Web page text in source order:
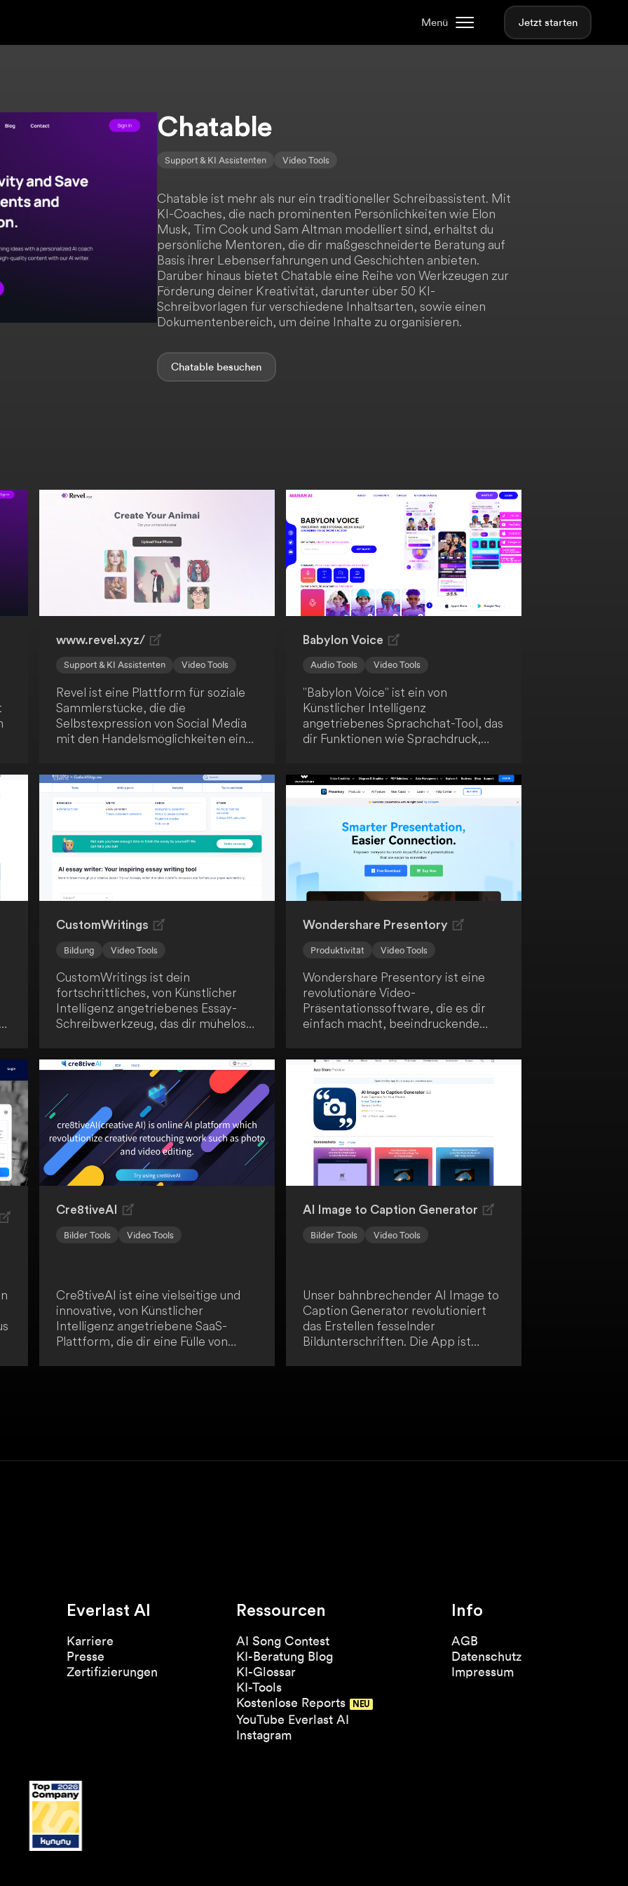
Menü Jetzt starten
Chatable
Support & KI Assistenten Video Tools
Chatable ist mehr als nur ein traditioneller Schreibassistent. Mit
KI-Coaches, die nach prominenten Persönlichkeiten wie Elon
Musk, Tim Cook und Sam Altman modelliert sind, erhältst du
persönliche Mentoren, die dir maßgeschneiderte Beratung auf
Basis ihrer Lebenserfahrungen und Geschichten anbieten.
Darüber hinaus bietet Chatable eine Reihe von Werkzeugen zur
Förderung deiner Kreativität, darunter über 50 KI-
Schreibvorlagen für verschiedene Inhaltsarten, sowie einen
Dokumentenbereich, um deine Inhalte zu organisieren.
Chatable
www.revel.xyz/
Support & KI Assistenten Video Tools
Revel ist eine Plattform für soziale
Sammlerstücke, die die
Selbstexpression von Social Media
mit den Handelsmöglichkeiten eines
mit Assets wie Fotos, Videos und
Text-to-AI-Kunstwerken. In Zukunft
plant Revel, die Erstellung anderer
Medienformate als Assets zu
ermöglichen.
Babylon Voice
Audio Tools Video Tools
"Babylon Voice" ist ein von
Künstlicher Intelligenz
angetriebenes Sprachchat-Tool, das
dir Funktionen wie Sprachdruck,
Stimme, um mit dem KI-System
Texte, hochgeladene Dateien und
Plattformen zu diskutieren. So
erweiterst du die
Interaktionsmöglichkeiten zwischen
dir und Künstlicher Intelligenz.
CustomWritings
Bildung Video Tools
CustomWritings ist dein
fortschrittliches, von Künstlicher
Intelligenz angetriebenes Essay-
Schreibwerkzeug, das dir mühelos
ermöglicht. Dieses innovative Tool
nutzt maschinelles Lernen und eine
robuste Lernbasis, um hochwertige
Essays zu produzieren. Eine
wertvolle Ressource für Studierende
aller Bildungsstufen.
Wondershare Presentory
Produktivität Video Tools
Wondershare Presentory ist eine
revolutionäre Video-
Präsentationssoftware, die es dir
einfach macht, beeindruckende
bringst du deine Botschaft sicher
bei deinem Publikum an.
Cre8tiveAI
Bilder Tools Video Tools
Cre8tiveAI ist eine vielseitige und
innovative, von Künstlicher
Intelligenz angetriebene SaaS-
Plattform, die dir eine Fülle von
AI Image to Caption Generator
Bilder Tools Video Tools
Unser bahnbrechender AI Image to
Caption Generator revolutioniert
das Erstellen fesselnder
Bildunterschriften. Die App ist
Everlast AI
Karriere
Presse
Zertifizierungen
Ressourcen
AI Song Contest
KI-Beratung Blog
KI-Glossar
KI-Tools
Kostenlose Reports
YouTube Everlast AI
Instagram
Info
AGB
Datenschutz
Impressum